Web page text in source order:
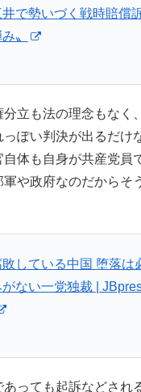
で勢いづく戦時賠償
〟
分立も法の理念もなく
ぽい判決が出るだけ
自体も自身が共産党員
軍や政府なのだからそ
している中国 堕落は
ない一党独裁 |
っても起訴などされ